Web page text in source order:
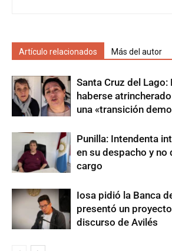
Artículo relacionados Más del autor
Santa Cruz del
haberse
una «transición
Punilla: Intendenta
en su despacho y no
cargo
Iosa pidió la Banca
presentó un
discurso de Avilés